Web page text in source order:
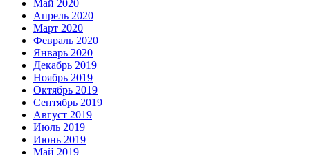
Май 2020
Апрель 2020
Март 2020
Февраль 2020
Январь 2020
Декабрь 2019
Ноябрь 2019
Октябрь 2019
Сентябрь 2019
Август 2019
Июль 2019
Июнь 2019
Май 2019